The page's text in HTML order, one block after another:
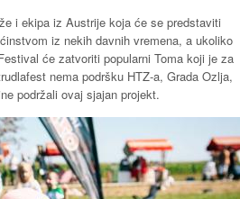
i ekipa iz Austrije koja će se predstaviti
iz nekih davnih vremena, a ukoliko
će zatvoriti popularni Toma koji je za
nema podršku HTZ-a, Grada Ozlja,
podržali ovaj sjajan projekt.